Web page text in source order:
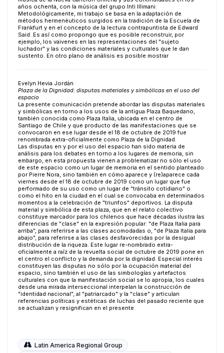
años ochenta, con la música del grupo Inti Illimani.
Metodológicamente, mi trabajo se basa en la adaptación de
métodos hermenéuticos surgidos en la tradición de la Escuela de
Frankfurt y en el concepto de la lectura contrapuntista de Edward
Said. Es así como propongo que es posible reconstruir, por
ejemplo, los vaivenes en las representaciones del "sujeto
luchador" y las condiciones materiales y culturales que le dan
sustento. En otro plano de análisis es posible mostrar
Evelyn Hevia Jordán
Plaza de la Dignidad: disputas materiales y simbólicas en el uso del
espacio
La presente comunicación pretende abordar las disputas materiales
y simbólicas en torno a los usos de la antigua Plaza Baquedano,
también conocida como Plaza Italia, ubicada en el centro de
Santiago de Chile y que producto de las manifestaciones que se
convocaron en ese lugar desde el 18 de octubre de 2019 fue
renombrada extra-oficialmente como Plaza de la Dignidad.
Las disputas en y por el uso del espacio han sido materia de
análisis para los debates en torno a los lugares de memoria, sin
embargo, en esta propuesta vienen a problematizar no sólo el uso
de este espacio como un lugar de memoria en el sentido planteado
por Pierre Nora, sino también en cómo aparece y (re)aparece cada
viernes desde el 18 de octubre de 2019 como un lugar que fue
performado de su uso como un lugar de "tránsito cotidiano" o
como el hito en la ciudad en el cual se convocaba en determinados
momentos a la celebración de "triunfos" deportivos. La disputa
material y simbólica de esta plaza, que en el relato colectivo
constituye marcador para los chilenos que hace décadas ilustra las
diferencias de "clase" en la expresión popular: "de Plaza Italia para
arriba", para referirse a las clases acomodadas o, "de Plaza Italia para
abajo", para referirse a las clases desfavorecidas por la desigual
distribución de la riqueza. Este lugar re-nombrado extra-
oficialmente a raíz de la revuelta social de octubre de 2019 pone en
el centro el conflicto y la demanda por la dignidad. Especial interés
constituyen las disputas no sólo por la ocupación material del
espacio, sino también el uso de las simbologías y artefactos
culturales con que la manifestación social se lo apropia, los cuales
desde una mirada interseccional interpelan la construcción de
"identidad nacional", al "patriarcado" y la "clase" y articulan
referencias políticas y estéticas de luchas del pasado reciente que
se actualizan y resignifican en el presente.
Latin America Regional Group